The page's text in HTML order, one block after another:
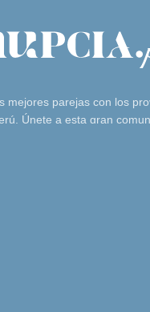
mejores parejas con los
Únete a esta gran